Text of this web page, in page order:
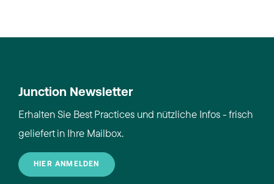
Junction Newsletter
Erhalten Sie Best Practices und nützliche Infos - frisch
geliefert in Ihre Mailbox.
HIER ANMELDEN